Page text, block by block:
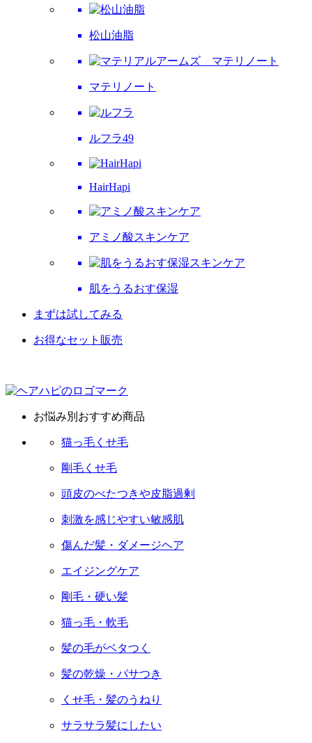
松山油脂
マテリノート
ルフラ49
HairHapi
アミノ酸スキンケア
肌をうるおす保湿
まずは試してみる
お得なセット販売
お悩み別おすすめ商品
猫っ毛くせ毛
剛毛くせ毛
頭皮のべたつきや皮脂過剰
刺激を感じやすい敏感肌
傷んだ髪・ダメージヘア
エイジングケア
剛毛・硬い髪
猫っ毛・軟毛
髪の毛がベタつく
髪の乾燥・パサつき
くせ毛・髪のうねり
サラサラ髪にしたい